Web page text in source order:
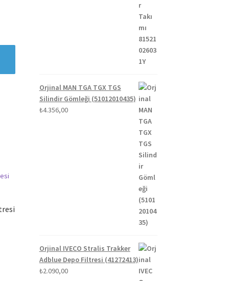
Orjinal MAN TGA TGX TGS
Silindir Gömleği (51012010435)
₺4.356,00
Orjinal IVECO Stralis Trakker
Adblue Depo Filtresi (41272413)
₺2.090,00